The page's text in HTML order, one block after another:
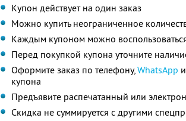
Купон действует на один заказ
Можно купить неограниченное
Каждым купоном можно
Перед покупкой купона уточните
Оформите заказ по телефону,WhatsApp
купона
Предъявите распечатанный или
Скидка не суммируется с другими